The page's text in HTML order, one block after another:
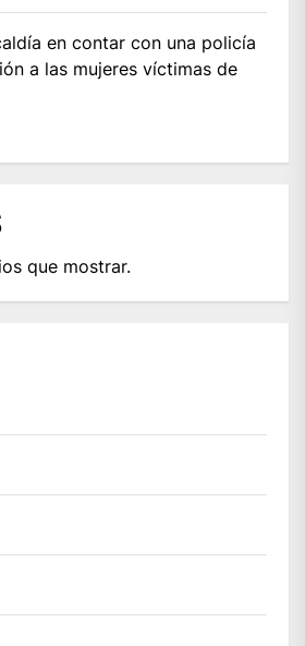
en contar con una policía
a las mujeres víctimas de
que mostrar.